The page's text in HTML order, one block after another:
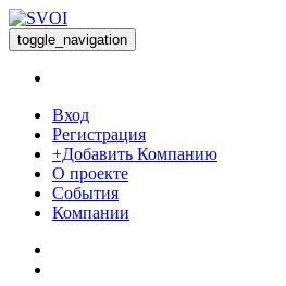
toggle_navigation
Вход
Регистрация
+Добавить Компанию
О проекте
События
Компании